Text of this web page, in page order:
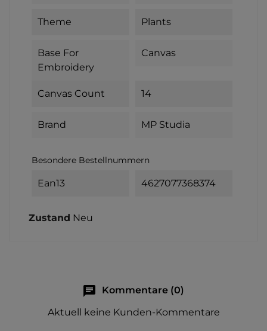
Theme Plants
Base For
Embroidery
Canvas
Canvas Count 14
Brand MP Studia
Besondere Bestellnummern
Ean13 4627077368374
Zustand Neu
chat
Kommentare (0)
Aktuell keine Kunden-Kommentare